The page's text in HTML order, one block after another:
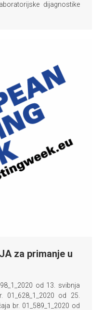
dijagnostike
za primanje u
od 13. svibnja
01_628_1_2020 od 25.
br. 01_589_1_2020 od